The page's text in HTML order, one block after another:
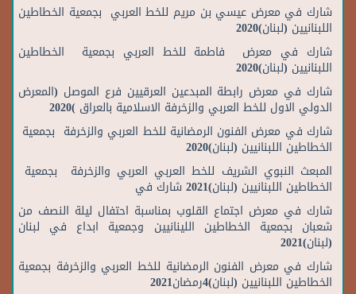
شارك في معرض عيسي بن مريم للخط العربي بجمعية الخطاطين
اللبنانيين (لبنان)2020
شارك في معرض فاطمة للخط العربي بجمعية الخطاطين
اللبنانيين (لبنان)2020
شارك في معرض رابطة المبدعين العرقيين فرع الموصل (المعرض
الدولي الاول للخط العربي والزخرفة الاسلامية بالعراق )2020
شارك في معرض الفنون الرمضانية للخط العربي والزخرفة بجمعية
الخطاطين اللبنانيين (لبنان)2020
المبعث النبوي الشريف للخط العربي العربي والزخرفة بجمعية
الخطاطين اللبنانيين (لبنان)2021 شارك في
شارك في معرض اجتماع القلوب بمناسبة احتفال ليلة النصف من
شعبان بجمعية الخطاطين اللينانيين وجمعية ابداع في لبنان
(لبنان)2021
شارك في معرض الفنون الرمضانية للخط العربي والزخرفة بجمعية
الخطاطين اللبنانيين (لبنان)4رمضان2021